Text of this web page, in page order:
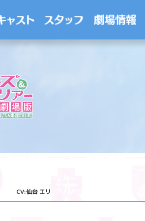
CV:仙台 エリ